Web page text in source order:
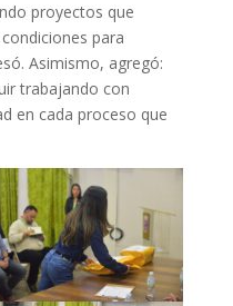
proyectos que
para
Asimismo, agregó:
trabajando con
en cada proceso que